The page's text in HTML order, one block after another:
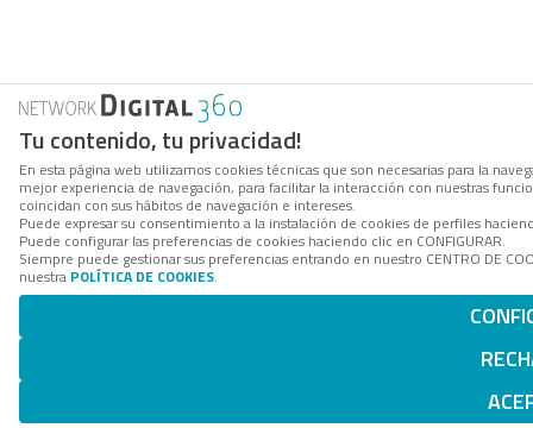
Tu contenido, tu privacidad!
En esta página web utilizamos cookies técnicas que son necesarias para la
mejor experiencia de navegación, para facilitar la interacción con nuestras
coincidan con sus hábitos de navegación e intereses.
Puede expresar su consentimiento a la instalación de cookies de perfiles
Puede configurar las preferencias de cookies haciendo clic en CONFIGURAR.
Siempre puede gestionar sus preferencias entrando en nuestro CENTRO DE
nuestra POLÍTICA DE COOKIES.